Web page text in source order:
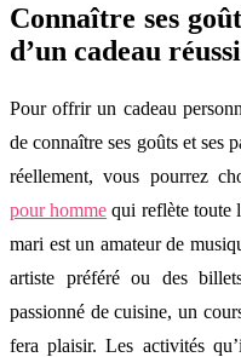
Connaître ses
d’un cadeau réussi
Pour offrir un cadeau
de connaître ses goûts et ses
réellement, vous pourrez
pour homme qui reflète toute
mari est un amateur de
artiste préféré ou des
passionné de cuisine, un
fera plaisir. Les activités